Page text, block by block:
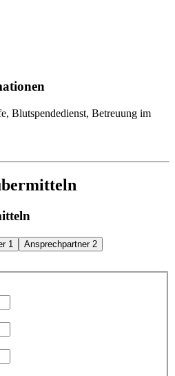
Blutspendedienst, Betreuung im
1
Ansprechpartner 2